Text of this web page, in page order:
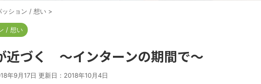
ッション / 想い >
/ 想い
近づく 〜インターンの期間で〜
年9月17日 更新日： 2018年10月4日